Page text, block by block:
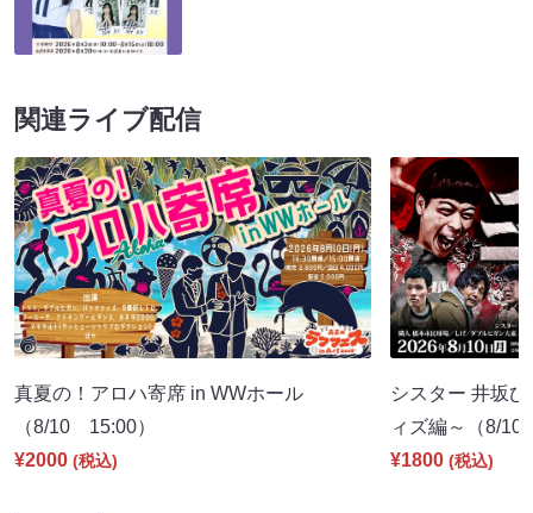
関連ライブ配信
真夏の！アロハ寄席 in WWホール
（8/10 15:00）
¥2000 (税込)
シスター 井坂
ィズ編～（8/
¥1800 (税込)